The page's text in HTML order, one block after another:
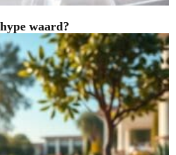
waard?